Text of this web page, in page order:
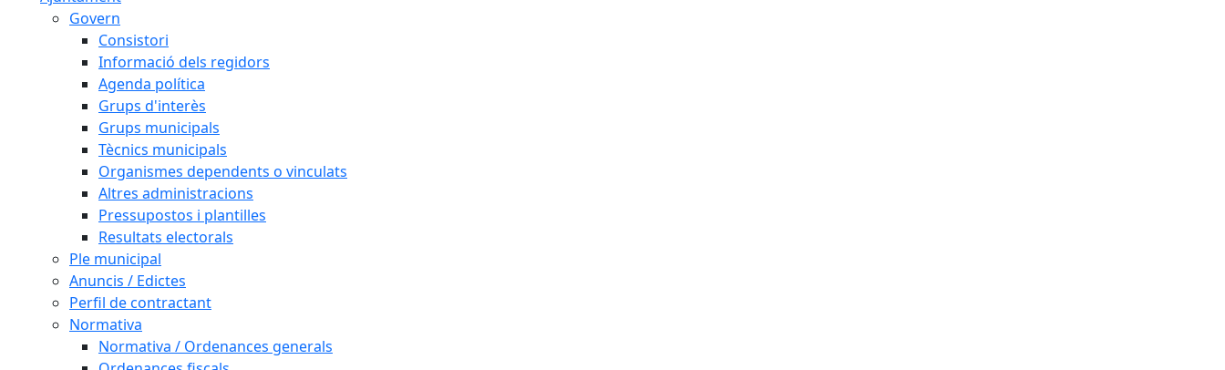
Govern
Consistori
Informació dels regidors
Agenda política
Grups d'interès
Grups municipals
Tècnics municipals
Organismes dependents o vinculats
Altres administracions
Pressupostos i plantilles
Resultats electorals
Ple municipal
Anuncis / Edictes
Perfil de contractant
Normativa
Normativa / Ordenances generals